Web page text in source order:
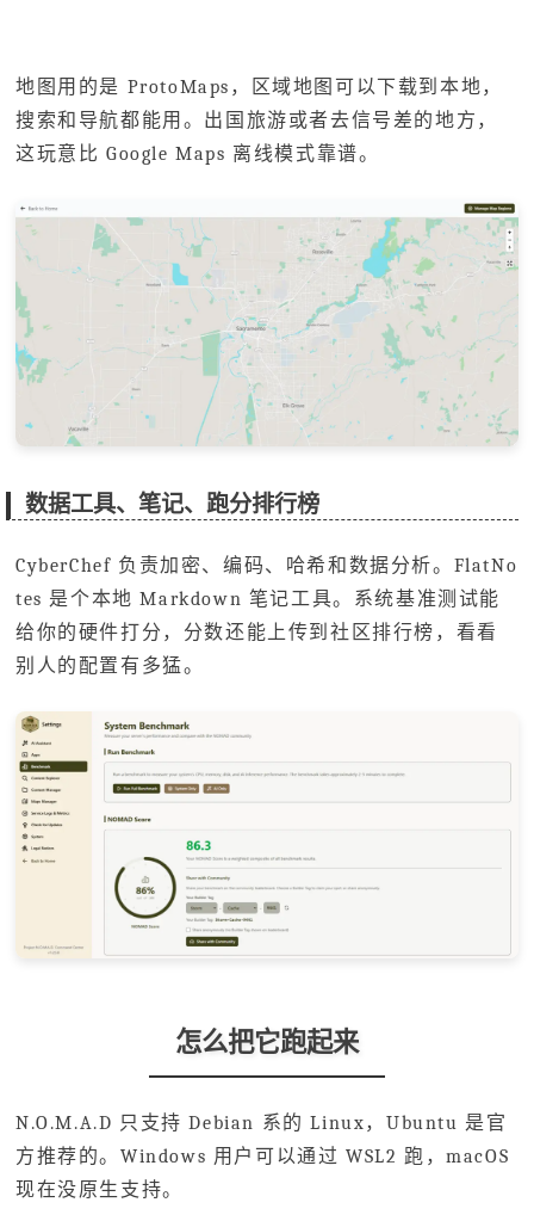
地图用的是 ProtoMaps，区域地图可以下载到本地，
搜索和导航都能用。出国旅游或者去信号差的地方，
这玩意比 Google Maps 离线模式靠谱。
数据工具、笔记、跑分排行榜
CyberChef 负责加密、编码、哈希和数据分析。FlatNo
tes 是个本地 Markdown 笔记工具。系统基准测试能
给你的硬件打分，分数还能上传到社区排行榜，看看
别人的配置有多猛。
怎么把它跑起来
N.O.M.A.D 只支持 Debian 系的 Linux，Ubuntu 是官
方推荐的。Windows 用户可以通过 WSL2 跑，macOS
现在没原生支持。